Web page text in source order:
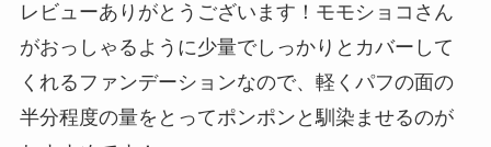
レビューありがとうございます！モモショコさん
がおっしゃるように少量でしっかりとカバーして
くれるファンデーションなので、軽くパフの面の
半分程度の量をとってポンポンと馴染ませるのが